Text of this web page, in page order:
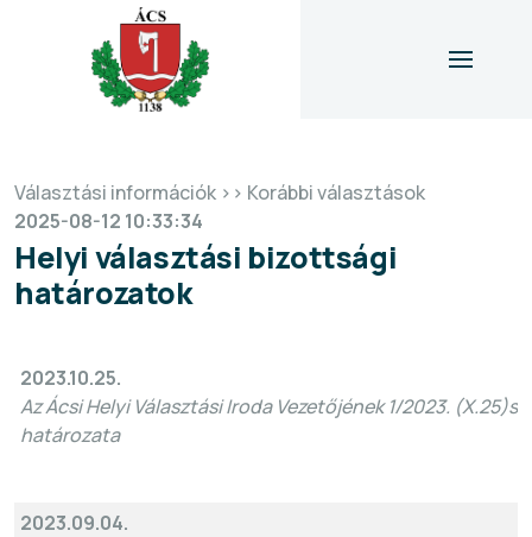
Választási információk >> Korábbi választások
icon
2025-08-12 10:33:34
Helyi választási bizottsági
határozatok
2023.10.25.
Az Ácsi Helyi Választási Iroda Vezetőjének 1/2023. (X.25)sz.
határozata
2023.09.04.